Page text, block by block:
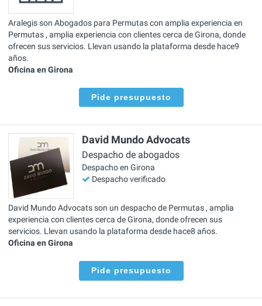
Aralegis son Abogados para Permutas con amplia experiencia en
Permutas , amplia experiencia con clientes cerca de Girona, donde
ofrecen sus servicios. Llevan usando la plataforma desde hace9
años.
Oficina en Girona
Pide presupuesto
David Mundo Advocats
Despacho de abogados
Despacho en Girona
Despacho verificado
David Mundo Advocats son un despacho de Permutas , amplia
experiencia con clientes cerca de Girona, donde ofrecen sus
servicios. Llevan usando la plataforma desde hace8 años.
Oficina en Girona
Pide presupuesto